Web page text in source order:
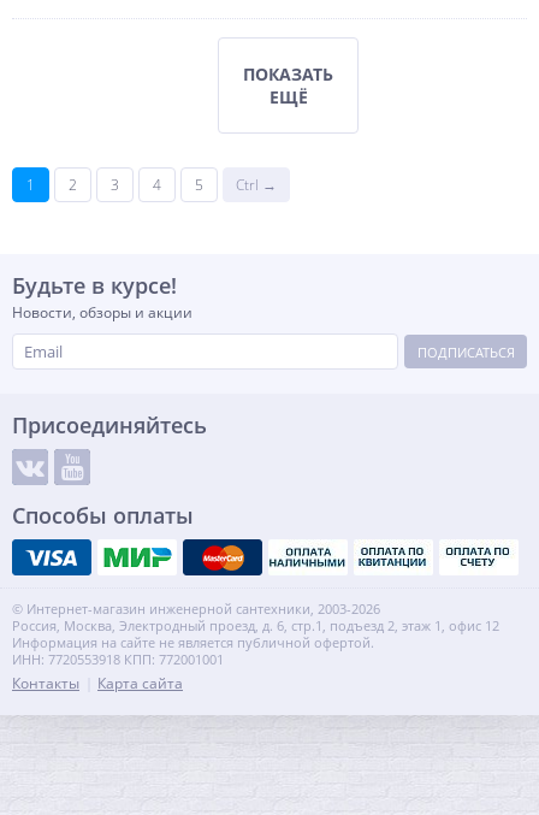
ПОКАЗАТЬ
ЕЩЁ
1 2 3 4 5 Ctrl →
Будьте в курсе!
Новости, обзоры и акции
ПОДПИСАТЬСЯ
Присоединяйтесь
Способы оплаты
© Интернет-магазин инженерной сантехники, 2003-2026
Россия, Москва, Электродный проезд, д. 6, стр.1, подъезд 2, этаж 1, офис 12
Информация на сайте не является публичной офертой.
ИНН: 7720553918 КПП: 772001001
Контакты Карта сайта